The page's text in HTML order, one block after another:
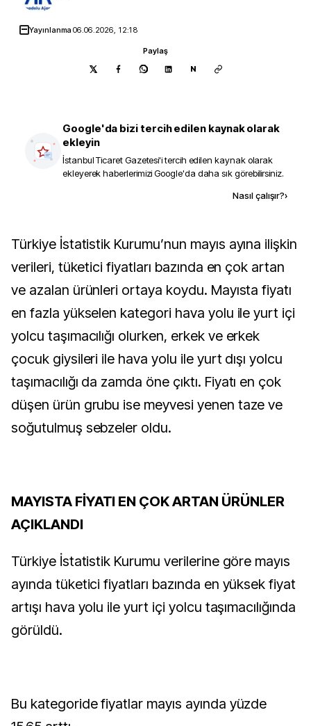
Yayınlanma06.06.2026, 12:18
Paylaş
N
Google'da bizi tercih edilen kaynak olarak
ekleyin
İstanbul Ticaret Gazetesi'i tercih edilen kaynak olarak
ekleyerek haberlerimizi Google'da daha sık görebilirsiniz.
Nasıl çalışır?›
Türkiye İstatistik Kurumu’nun mayıs ayına ilişkin
verileri, tüketici fiyatları bazında en çok artan
ve azalan ürünleri ortaya koydu. Mayısta fiyatı
en fazla yükselen kategori hava yolu ile yurt içi
yolcu taşımacılığı olurken, erkek ve erkek
çocuk giysileri ile hava yolu ile yurt dışı yolcu
taşımacılığı da zamda öne çıktı. Fiyatı en çok
düşen ürün grubu ise meyvesi yenen taze ve
soğutulmuş sebzeler oldu.
MAYISTA FİYATI EN ÇOK ARTAN ÜRÜNLER
AÇIKLANDI
Türkiye İstatistik Kurumu verilerine göre mayıs
ayında tüketici fiyatları bazında en yüksek fiyat
artışı hava yolu ile yurt içi yolcu taşımacılığında
görüldü.
Bu kategoride fiyatlar mayıs ayında yüzde